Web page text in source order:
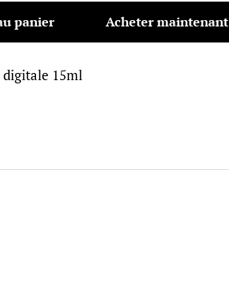
panier Acheter maintenant
digitale 15ml